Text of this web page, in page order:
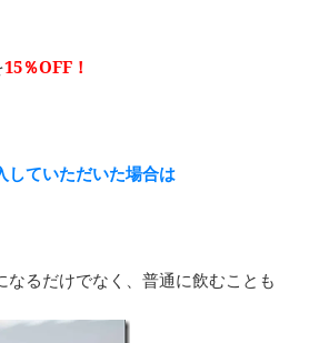
15％OFF！
していただいた場合は
なるだけでなく、普通に飲むことも